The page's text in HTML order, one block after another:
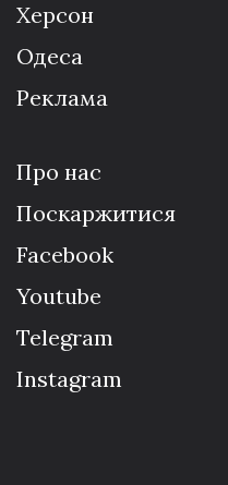
Херсон
Одеса
Реклама
Про нас
Поскаржитися
Facebook
Youtube
Telegram
Instagram